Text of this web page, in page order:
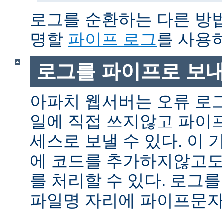
로그를 순환하는 다른 방
명할 파이프 로그를 사용
로그를 파이프로 보
아파치 웹서버는 오류 로
일에 직접 쓰지않고 파이
세스로 보낼 수 있다. 이
에 코드를 추가하지않고
를 처리할 수 있다. 로그
파일명 자리에 파이프문